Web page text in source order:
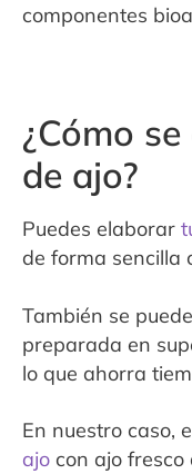
componentes
¿Cómo
de ajo?
Puedes elaborar
de forma sencilla
También se
preparada en
lo que ahorra
En nuestro caso,
ajo con ajo